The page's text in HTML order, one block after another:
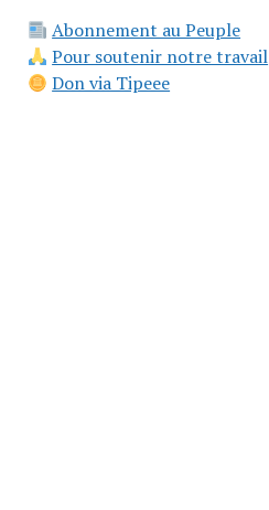
Abonnement au Peuple
Pour soutenir notre travail
Don via Tipeee